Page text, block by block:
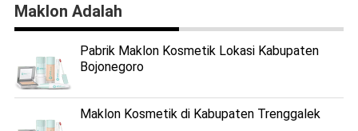
Maklon Adalah
Pabrik Maklon Kosmetik Lokasi Kabupaten
Bojonegoro
Maklon Kosmetik di Kabupaten Trenggalek